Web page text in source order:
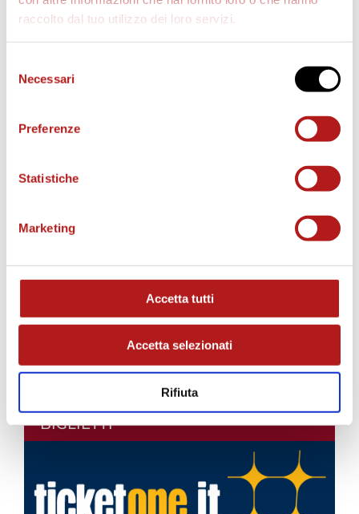
raccolto dal tuo utilizzo dei loro servizi.
delNecessari
Preferenze
Statistiche
Marketing
Accetta tutti
Accetta selezionati
Rifiuta
(a Milano) nei trentaduesimi di finale.
CliccaIL TABELLONEper vederetutti gli incontri.
STAGIONE 2026/27
BIGLIETTI